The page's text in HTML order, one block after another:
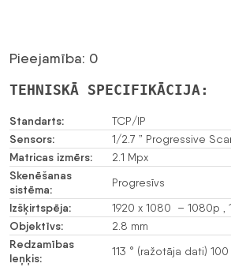
Pieejamība: 0
TEHNISKĀ SPECIFIKĀCIJA:
Standarts: TCP/IP
Sensors: 1/2.7 ” Progressive
Matricas izmērs: 2.1 Mpx
Skenēšanas
sistēma:
Progresīvs
Izšķirtspēja: 1920 x 1080 – 1080p ,
Objektīvs: 2.8 mm
Redzamības
leņķis:
113 ° (ražotāja dati)